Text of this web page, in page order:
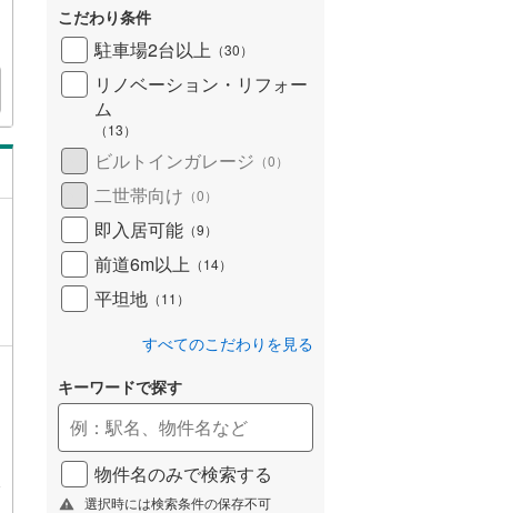
こだわり条件
駐車場2台以上 （30）
リノベーション・リフォー
ム
（13）
ビルトインガレージ （0）
二世帯向け （0）
即入居可能 （9）
前道6m以上 （14）
平坦地 （11 ）
すべてのこだわりを見る
キーワードで探す
物件名のみで検索する
選択時には検索条件の保存不可